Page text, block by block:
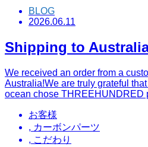
BLOG
2026.06.11
Shipping to
We received an order from a
Australia!We are truly grateful
ocean chose THREEHUNDRED
お客様
, カーボンパーツ
, こだわり